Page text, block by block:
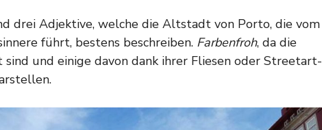
drei Adjektive, welche die Altstadt von Porto, die vom
führt, bestens beschreiben. Farbenfroh, da die
sind und einige davon dank ihrer Fliesen oder Streetart-